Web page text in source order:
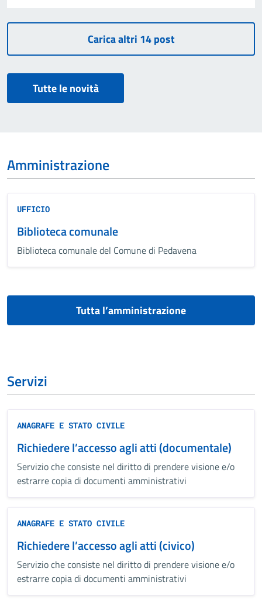
Tutte le novità
Amministrazione
UFFICIO
Biblioteca comunale
Biblioteca comunale del Comune di Pedavena
Tutta l’amministrazione
Servizi
ANAGRAFE E STATO CIVILE
Richiedere l’accesso agli atti (documentale)
Servizio che consiste nel diritto di prendere visione e/o
estrarre copia di documenti amministrativi
ANAGRAFE E STATO CIVILE
Richiedere l’accesso agli atti (civico)
Servizio che consiste nel diritto di prendere visione e/o
estrarre copia di documenti amministrativi